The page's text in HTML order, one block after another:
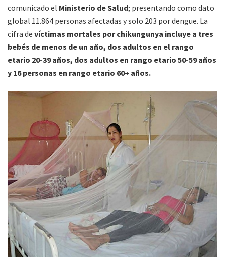
comunicado el Ministerio de Salud; presentando como dato
global 11.864 personas afectadas y solo 203 por dengue. La
cifra de víctimas mortales por chikungunya incluye a tres
bebés de menos de un año, dos adultos en el rango
etario 20-39 años, dos adultos en rango etario 50-59 años
y 16 personas en rango etario 60+ años.